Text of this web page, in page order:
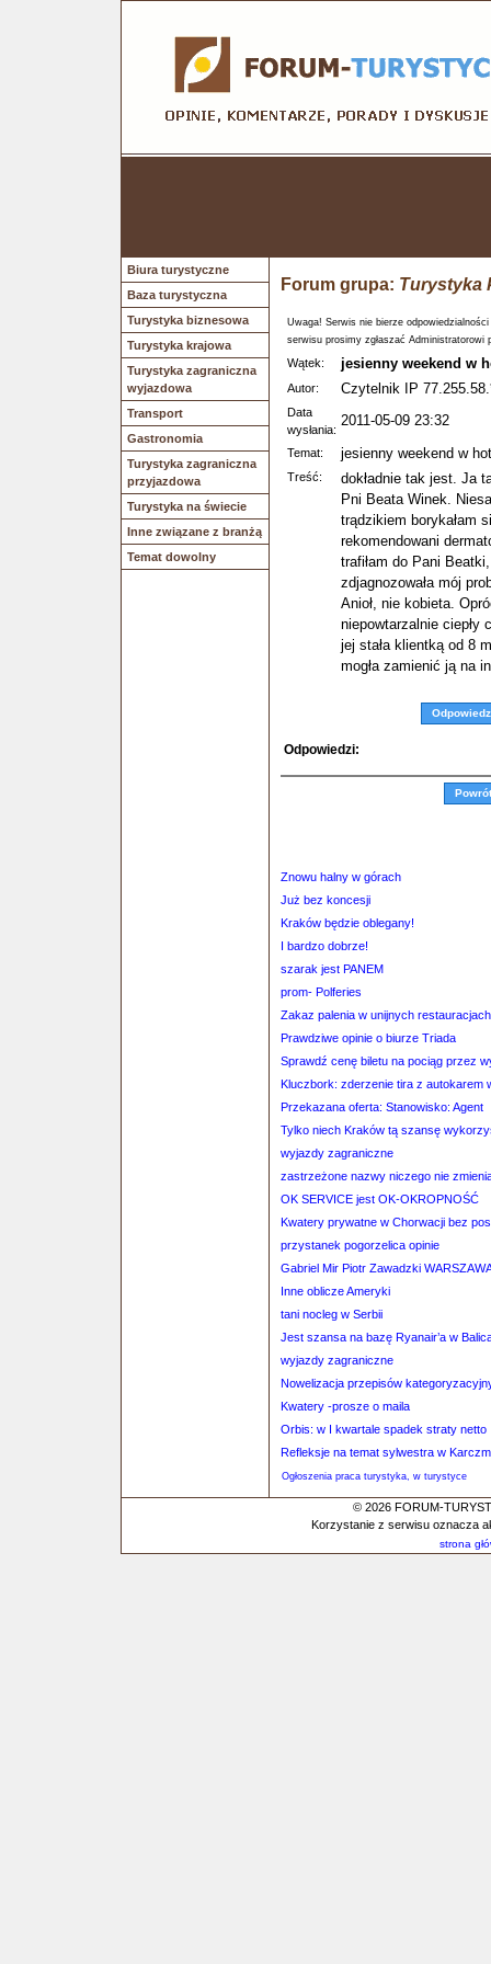
Biura turystyczne
Baza turystyczna
Turystyka biznesowa
Turystyka krajowa
Turystyka zagraniczna
wyjazdowa
Transport
Gastronomia
Turystyka zagraniczna
przyjazdowa
Turystyka na świecie
Inne związane z branżą
Temat dowolny
Forum grupa: Turystyka
Uwaga! Serwis nie bierze
serwisu prosimy zgłaszać Administratorowi
Wątek: jesienny weekend w
Autor: Czytelnik IP
Data
wysłania:
2011-05-09 23:32
Temat: jesienny weekend w
Treść:
dokładnie tak jest. Ja
Pni Beata Winek.
trądzikiem borykałam
rekomendowani
trafiłam do Pani
zdjagnozowała mój
Anioł, nie kobieta.
niepowtarzalnie ciepły
jej stała klientką od 8
mogła zamienić ją na
Odpowiedz
Odpowiedzi:
Znowu halny w górach
Już bez koncesji
Kraków będzie oblegany!
I bardzo dobrze!
szarak jest PANEM
prom- Polferies
Zakaz palenia w unijnych restauracjach
Prawdziwe opinie o biurze Triada
Sprawdź cenę biletu na pociąg przez
Kluczbork: zderzenie tira z autokarem
Przekazana oferta: Stanowisko: Agent
Tylko niech Kraków tą szansę
wyjazdy zagraniczne
zastrzeżone nazwy niczego nie
OK SERVICE jest OK-OKROPNOŚĆ
Kwatery prywatne w Chorwacji bez
przystanek pogorzelica opinie
Gabriel Mir Piotr Zawadzki
Inne oblicze Ameryki
tani nocleg w Serbii
Jest szansa na bazę Ryanair’a w
wyjazdy zagraniczne
Nowelizacja przepisów
Kwatery -prosze o maila
Orbis: w I kwartale spadek straty netto
Refleksje na temat sylwestra w
Ogłoszenia praca turystyka, w turystyce
© 2026 FORUM-
Korzystanie z serwisu oznacza
strona